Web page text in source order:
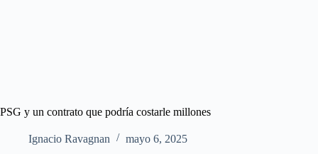
PSG y un contrato que podría costarle millones
Ignacio Ravagnan mayo 6, 2025